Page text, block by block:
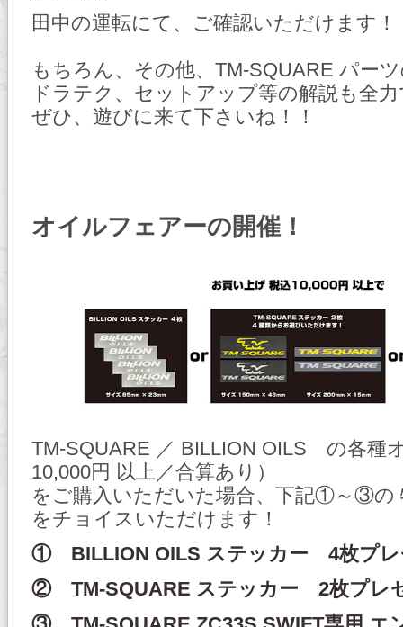
田中の運転にて、ご確認いただけます！
もちろん、その他、TM-SQUARE パー
ドラテク、セットアップ等の解説も全
ぜひ、遊びに来て下さいね！！
オイルフェアーの開催！
TM-SQUARE ／ BILLION OILS の各種
10,000円 以上／合算あり）
をご購入いただいた場合、下記①～③の
をチョイスいただけます！
① BILLION OILS ステッカー 4枚プレ
② TM-SQUARE ステッカー 2枚プレ